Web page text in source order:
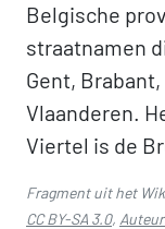
Belgische
straatnamen
Gent,
Vlaanderen.
Viertel is de
Fragment uit het
CC BY-SA 3.0,